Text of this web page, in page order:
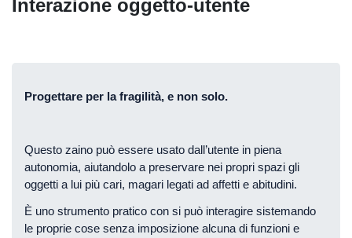
Interazione oggetto-utente
Progettare per la fragilità, e non solo.
Questo zaino può essere usato dall’utente in piena
autonomia, aiutandolo a preservare nei propri spazi gli
oggetti a lui più cari, magari legati ad affetti e abitudini.
È uno strumento pratico con si può interagire sistemando
le proprie cose senza imposizione alcuna di funzioni e